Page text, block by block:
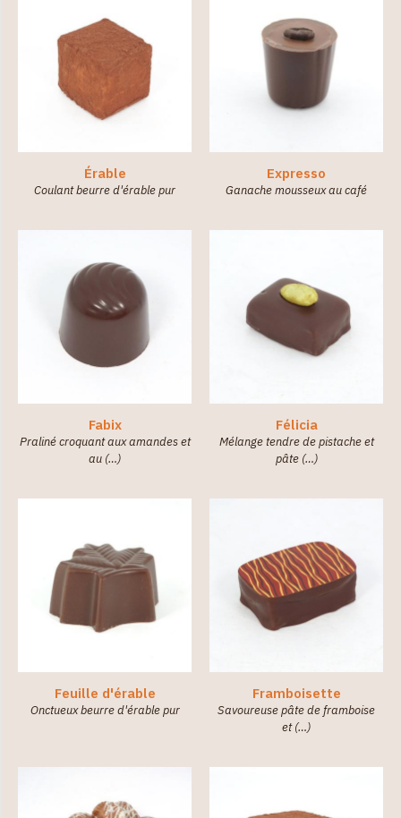
Érable
Coulant beurre d'érable pur
Expresso
Ganache mousseux au café
Fabix
Praliné croquant aux amandes et
au (…)
Félicia
Mélange tendre de pistache et
pâte (…)
Feuille d'érable
Onctueux beurre d'érable pur
Framboisette
Savoureuse pâte de framboise
et (…)